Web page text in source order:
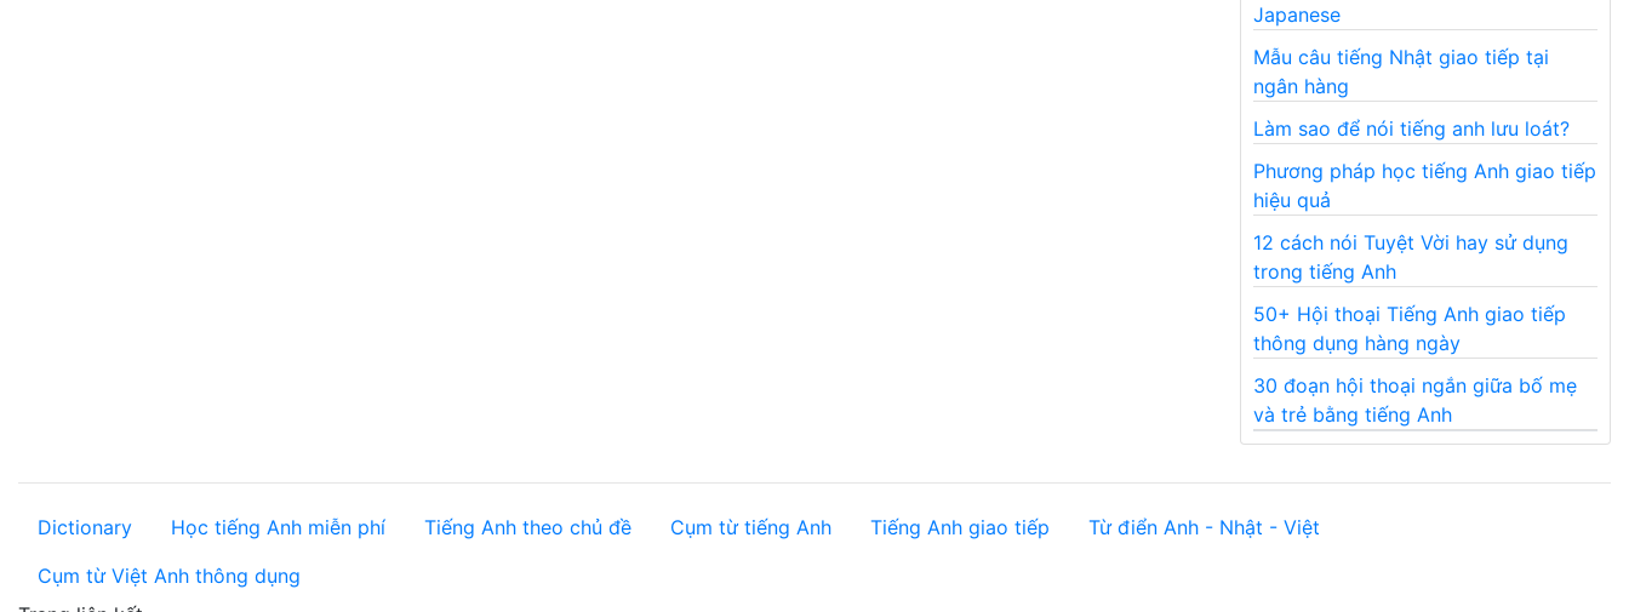
Japanese
Mẫu câu tiếng Nhật giao tiếp tại
ngân hàng
Làm sao để nói tiếng anh lưu loát?
Phương pháp học tiếng Anh giao tiếp
hiệu quả
12 cách nói Tuyệt Vời hay sử dụng
trong tiếng Anh
50+ Hội thoại Tiếng Anh giao tiếp
thông dụng hàng ngày
30 đoạn hội thoại ngắn giữa bố mẹ
và trẻ bằng tiếng Anh
Dictionary Học tiếng Anh miễn phí Tiếng Anh theo chủ đề Cụm từ tiếng Anh Tiếng Anh giao tiếp
Từ điển Anh - Nhật - Việt
Cụm từ Việt Anh thông dụng